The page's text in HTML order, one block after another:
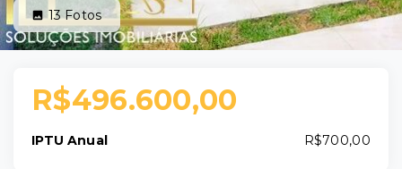
13Fotos
R$496.600,00
IPTU Anual R$700,00